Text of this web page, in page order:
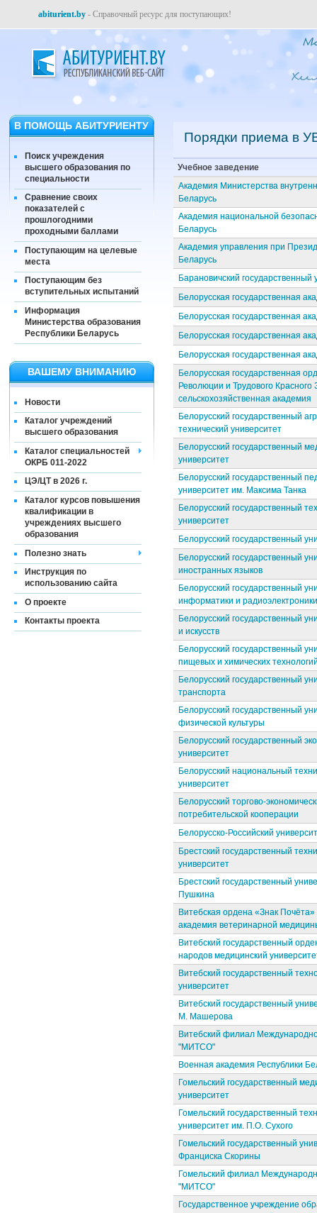
abiturient.by - Справочный ресурс для поступающих!
В ПОМОЩЬ АБИТУРИЕНТУ
Поиск учреждения
высшего образования по
специальности
Сравнение своих
показателей с
прошлогодними
проходными баллами
Поступающим на целевые
места
Поступающим без
вступительных испытаний
Информация
Министерства образования
Республики Беларусь
ВАШЕМУ ВНИМАНИЮ
Новости
Каталог учреждений
высшего образования
Каталог специальностей
ОКРБ 011-2022
ЦЭ/ЦТ в 2026 г.
Каталог курсов повышения
квалификации в
учреждениях высшего
образования
Полезно знать
Инструкция по
использованию сайта
О проекте
Контакты проекта
Порядки приема в
Учебное заведение
Академия Министерства
Беларусь
Академия национальной
Беларусь
Академия управления при
Беларусь
Барановичский государственный
Белорусская государственная
Белорусская государственная
Белорусская государственная
Белорусская государственная
Белорусская государственная
Революции и Трудового Красного
сельскохозяйственная академия
Белорусский государственный
технический университет
Белорусский государственный
университет
Белорусский государственный
университет им. Максима Танка
Белорусский государственный
университет
Белорусский государственный
Белорусский государственный
иностранных языков
Белорусский государственный
информатики и
Белорусский государственный
и искусств
Белорусский государственный
пищевых и химических
Белорусский государственный
транспорта
Белорусский государственный
физической культуры
Белорусский государственный
университет
Белорусский национальный
университет
Белорусский торгово-
потребительской кооперации
Белорусско-Российский
Брестский государственный
университет
Брестский государственный
Пушкина
Витебская ордена «Знак Почёта»
академия ветеринарной
Витебский государственный
народов медицинский
Витебский государственный
университет
Витебский государственный
М. Машерова
Витебский филиал
"МИТСО"
Военная академия Республики
Гомельский государственный
университет
Гомельский государственный
университет им. П.О. Сухого
Гомельский государственный
Франциска Скорины
Гомельский филиал
"МИТСО"
Государственное учреждение